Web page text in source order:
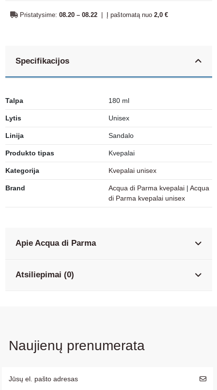
Pristatysime: 08.20 – 08.22 | Į paštomatą nuo 2,0 €
Specifikacijos
Talpa 180 ml
Lytis Unisex
Linija Sandalo
Produkto tipas Kvepalai
Kategorija Kvepalai unisex
Brand Acqua di Parma kvepalai | Acqua
di Parma kvepalai unisex
Apie Acqua di Parma
Atsiliepimai (0)
Naujienų prenumerata